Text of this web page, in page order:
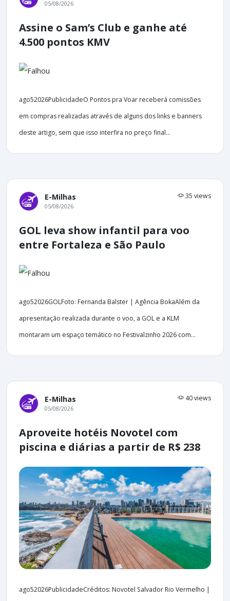
05/08/2026
Assine o Sam’s Club e ganhe até
4.500 pontos KMV
ago52026PublicidadeO Pontos pra Voar receberá comissões
em compras realizadas através de alguns dos links e banners
deste artigo, sem que isso interfira no preço final...
E-Milhas 35 views
05/08/2026
GOL leva show infantil para voo
entre Fortaleza e São Paulo
ago52026GOLFoto: Fernanda Balster | Agência BokaAlém da
apresentação realizada durante o voo, a GOL e a KLM
montaram um espaço temático no Festivalzinho 2026 com...
E-Milhas 40 views
05/08/2026
Aproveite hotéis Novotel com
piscina e diárias a partir de R$ 238
ago52026PublicidadeCréditos: Novotel Salvador Rio Vermelho |